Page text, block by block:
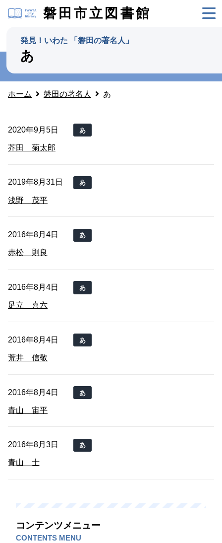
磐田市立図書館
発見！いわた 「磐田の著名人」
あ
ホーム 磐田の著名人 あ
2020年9月5日 あ
芥田 菊太郎
2019年8月31日 あ
浅野 茂平
2016年8月4日 あ
赤松 則良
2016年8月4日 あ
足立 喜六
2016年8月4日 あ
荒井 信敬
2016年8月4日 あ
青山 宙平
2016年8月3日 あ
青山 士
コンテンツメニュー
CONTENTS MENU